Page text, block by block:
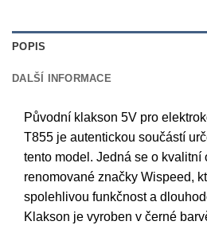
POPIS
DALŠÍ INFORMACE
Původní klakson 5V pro
T855 je autentickou součástí
tento model. Jedná se o kvalitní
renomované značky Wispeed,
spolehlivou funkčnost a
Klakson je vyroben v černé